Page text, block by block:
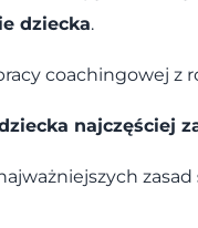
dziecka.
coachingowej z
najczęściej
zasad